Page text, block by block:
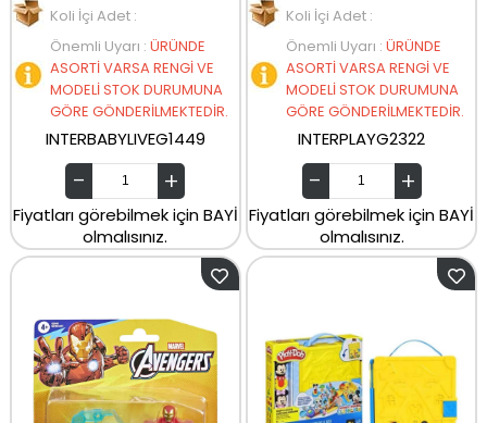
Koli İçi Adet :
Önemli Uyarı : ÜRÜNDE
ASORTİ VARSA RENGİ VE
MODELİ STOK DURUMUNA
GÖRE GÖNDERİLMEKTEDİR.
INTERBABYLIVEG1449
Fiyatları görebilmek için BAYİ
olmalısınız.
Koli İçi Adet :
Önemli Uyarı : ÜRÜNDE
ASORTİ VARSA RENGİ VE
MODELİ STOK DURUMUNA
GÖRE GÖNDERİLMEKTEDİR.
INTERPLAYG2322
Fiyatları görebilmek için BAYİ
olmalısınız.